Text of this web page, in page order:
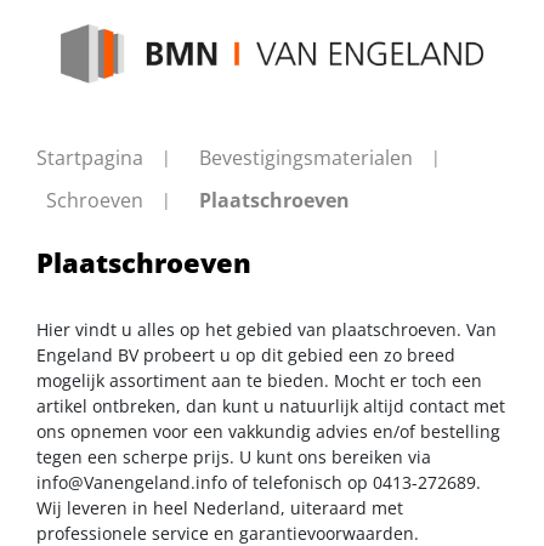
Startpagina
Bevestigingsmaterialen
Schroeven
Plaatschroeven
Plaatschroeven
Hier vindt u alles op het gebied van plaatschroeven. Van
Engeland BV probeert u op dit gebied een zo breed
mogelijk assortiment aan te bieden. Mocht er toch een
artikel ontbreken, dan kunt u natuurlijk altijd contact met
ons opnemen voor een vakkundig advies en/of bestelling
tegen een scherpe prijs. U kunt ons bereiken via
info@Vanengeland.info of telefonisch op 0413-272689.
Wij leveren in heel Nederland, uiteraard met
professionele service en garantievoorwaarden.